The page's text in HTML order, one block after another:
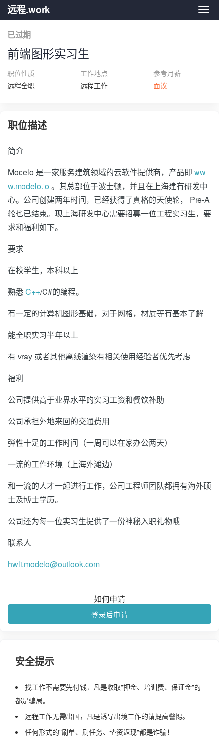
远
远程.work
已过期
前端图形实习生
职位性质
远程全职
工作地点
远程工作
参考月薪
面议
职位描述
简介
Modelo 是一家服务建筑领域的云软件提供商，产品即 ww
w.modelo.io。其总部位于波士顿，并且在上海建有研发中
心。公司创建两年时间，已经获得了真格的天使轮， Pre-A
轮也已结束。现上海研发中心需要招募一位工程实习生，要
求和福利如下。
要求
在校学生，本科以上
熟悉C++/C#的编程。
有一定的计算机图形基础，对于网格，材质等有基本了解
能全职实习半年以上
有 vray 或者其他离线渲染有相关使用经验者优先考虑
福利
公司提供高于业界水平的实习工资和餐饮补助
公司承担外地来回的交通费用
弹性十足的工作时间（一周可以在家办公两天）
一流的工作环境（上海外滩边）
和一流的人才一起进行工作，公司工程师团队都拥有海外硕
士及博士学历。
公司还为每一位实习生提供了一份神秘入职礼物哦
联系人
hwli.modelo@outlook.com
如何申请
登录后申请
安全提示
找工作不需要先付钱，凡是收取"押金、培训费、保证金"的
都是骗局。
远程工作无需出国，凡是诱导出境工作的请提高警惕。
任何形式的"刷单、刷任务、垫资返现"都是诈骗！